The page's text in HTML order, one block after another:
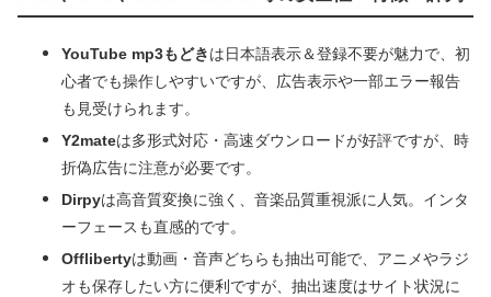
YouTube mp3もどきは日本語表示＆登録不要が魅力で、初
心者でも操作しやすいですが、広告表示や一部エラー報告
も見受けられます。
Y2mateは多形式対応・高速ダウンロードが好評ですが、時
折偽広告に注意が必要です。
Dirpyは高音質変換に強く、音楽品質重視派に人気。インタ
ーフェースも直感的です。
Offlibertyは動画・音声どちらも抽出可能で、アニメやラジ
オも保存したい方に便利ですが、抽出速度はサイト状況に